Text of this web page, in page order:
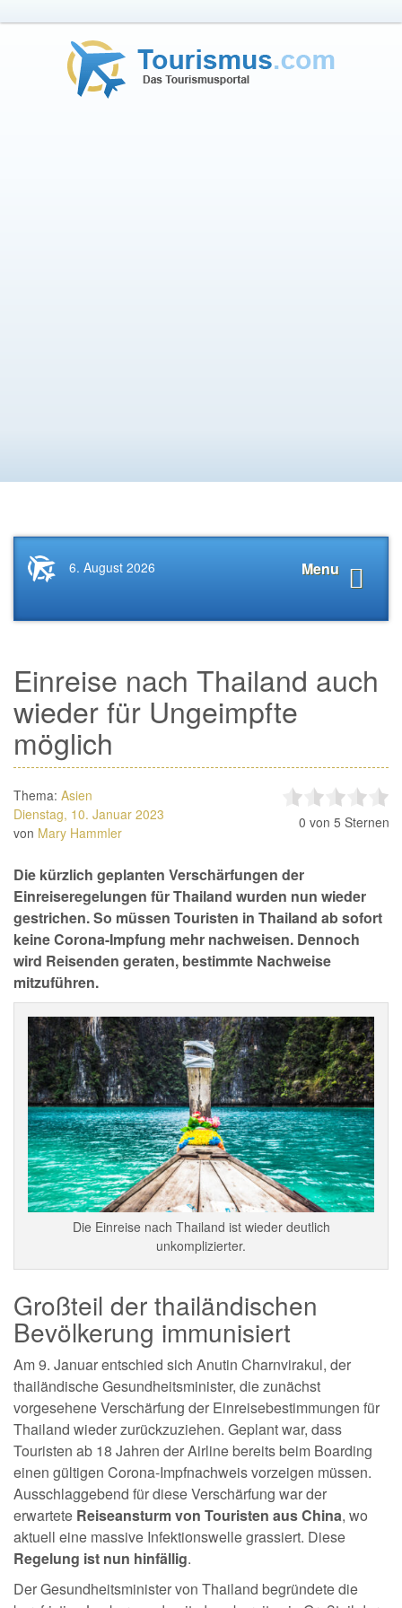
Startseite
News.Tourismus.com
Menu
6. August 2026
Einreise nach Thailand auch
wieder für Ungeimpfte
möglich
Thema: Asien
Dienstag, 10. Januar 2023
von Mary Hammler
0 von 5 Sternen
Die kürzlich geplanten Verschärfungen der
Einreiseregelungen für Thailand wurden nun wieder
gestrichen. So müssen Touristen in Thailand ab sofort
keine Corona-Impfung mehr nachweisen. Dennoch
wird Reisenden geraten, bestimmte Nachweise
mitzuführen.
Die Einreise nach Thailand ist wieder deutlich
unkomplizierter.
Großteil der thailändischen
Bevölkerung immunisiert
Am 9. Januar entschied sich Anutin Charnvirakul, der
thailändische Gesundheitsminister, die zunächst
vorgesehene Verschärfung der Einreisebestimmungen für
Thailand wieder zurückzuziehen. Geplant war, dass
Touristen ab 18 Jahren der Airline bereits beim Boarding
einen gültigen Corona-Impfnachweis vorzeigen müssen.
Ausschlaggebend für diese Verschärfung war der
erwartete Reiseansturm von Touristen aus China, wo
aktuell eine massive Infektionswelle grassiert. Diese
Regelung ist nun hinfällig.
Der Gesundheitsminister von Thailand begründete die